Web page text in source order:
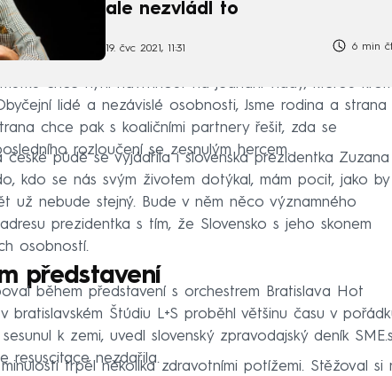
ale nezvládl to
19. čvc 2021, 11:31 6 min
chce nyní navrhnout na jednání vlády, kterou
lidé a nezávislé osobnosti, Jsme rodina a strana
chce pak s koaličními partnery řešit, zda se
rozloučení se zesnulým hercem.
půdě se vyjádřila i slovenská prezidentka Zuzana
kdo se nás svým životem dotýkal, mám pocit, jako by
už nebude stejný. Bude v něm něco významného
prezidentka s tím, že Slovensko s jeho skonem
osobností.
představení
během představení s orchestrem Bratislava Hot
bratislavském Štúdiu L+S proběhl většinu času v
k zemi, uvedl slovenský zpravodajský deník
resuscitace nezdařila.
trpěl několika zdravotními potížemi. Stěžoval si